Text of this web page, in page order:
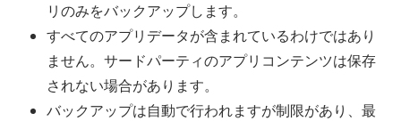
リのみをバックアップします。
すべてのアプリデータが含まれているわけではあり
ません。サードパーティのアプリコンテンツは保存
されない場合があります。
バックアップは自動で行われますが制限があり、最